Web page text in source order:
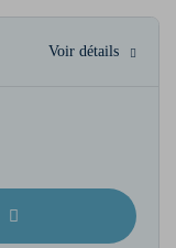
Voir détails